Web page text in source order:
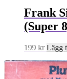
Frank
(Super
199 kr Lägg